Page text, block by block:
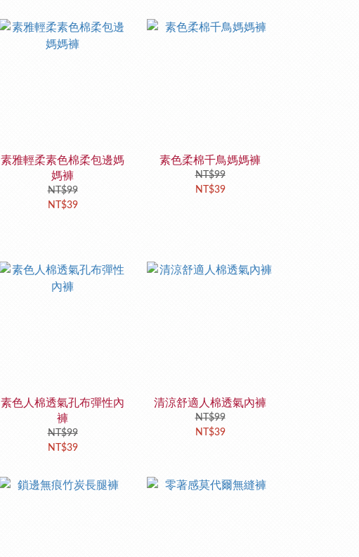
素雅輕柔素色棉柔包邊媽
媽褲
NT$99
NT$39
素色柔棉千鳥媽媽褲
NT$99
NT$39
素色人棉透氣孔布彈性內
褲
NT$99
NT$39
清涼舒適人棉透氣內褲
NT$99
NT$39